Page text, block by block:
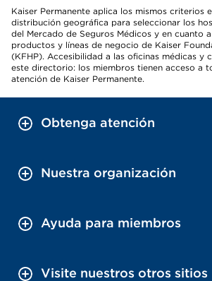
Kaiser Permanente aplica los mismos criterios
distribución geográfica para seleccionar los
del Mercado de Seguros Médicos y en cuanto
productos y líneas de negocio de Kaiser
(KFHP). Accesibilidad a las oficinas médicas y
este directorio: los miembros tienen acceso a
atención de Kaiser Permanente.
Obtenga atención
Nuestra organización
Ayuda para miembros
Visite nuestros otros sitios